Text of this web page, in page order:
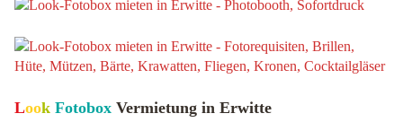
Look Fotobox Vermietung in Erwitte